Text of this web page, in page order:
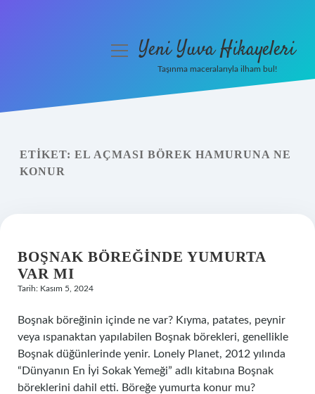
Yasal Uyarı
menüyüYeni Yuva Hikayeleri
Taşınma maceralarıyla ilham bul!
ETIKET: EL AÇMASI BÖREK HAMURUNA NE
KONUR
BOŞNAK BÖREĞINDE YUMURTA
VAR MI
Tarih: Kasım 5, 2024
Boşnak böreğinin içinde ne var? Kıyma, patates, peynir
veya ıspanaktan yapılabilen Boşnak börekleri, genellikle
Boşnak düğünlerinde yenir. Lonely Planet, 2012 yılında
“Dünyanın En İyi Sokak Yemeği” adlı kitabına Boşnak
böreklerini dahil etti. Böreğe yumurta konur mu?